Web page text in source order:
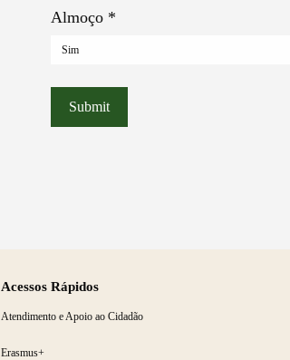
Almoço *
Acessos Rápidos
Atendimento e Apoio ao Cidadão
Erasmus+